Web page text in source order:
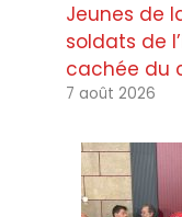
Jeunes de
soldats de
cachée du
7 août 2026